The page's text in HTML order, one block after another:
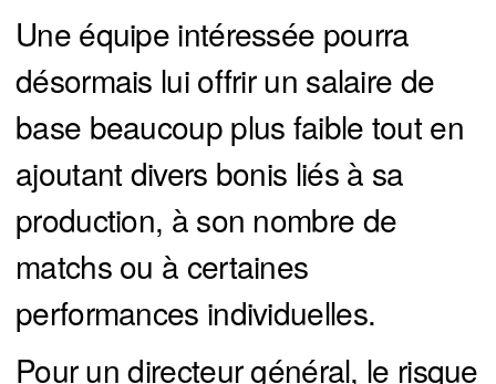
Une équipe intéressée pourra
désormais lui offrir un salaire de
base beaucoup plus faible tout en
ajoutant divers bonis liés à sa
production, à son nombre de
matchs ou à certaines
performances individuelles.
Pour un directeur général, le risque